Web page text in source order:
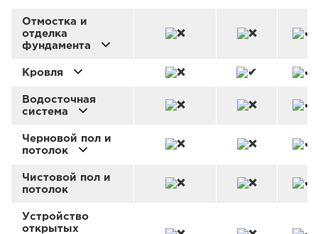
Отмостка и
отделка
фундамента
Кровля
Водосточная
система
Черновой пол и
потолок
Чистовой пол и
потолок
Устройство
открытых